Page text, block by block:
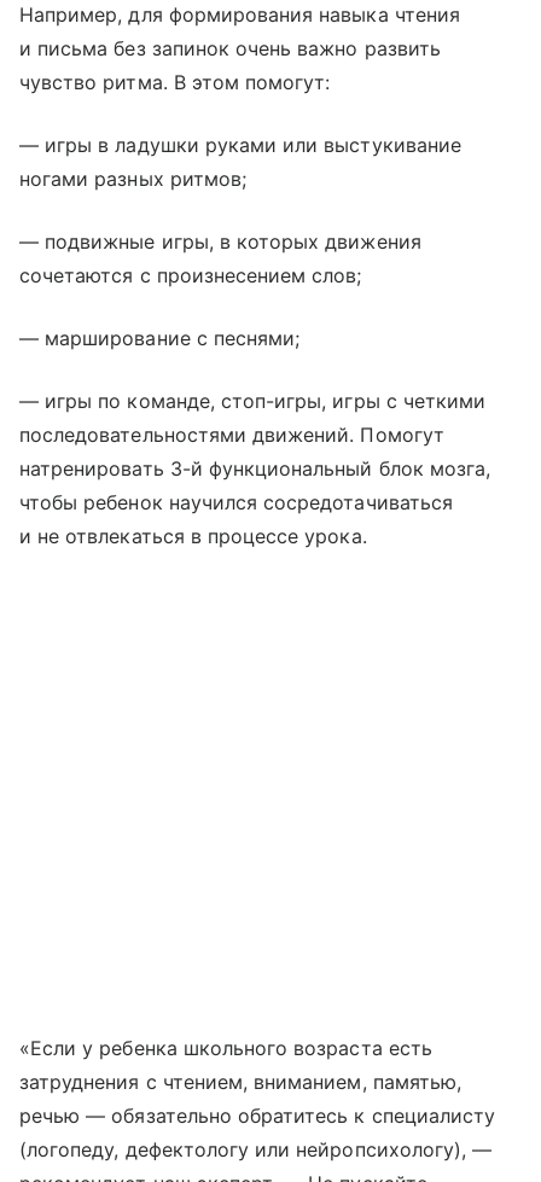
Например, для формирования навыка чтения
и письма без запинок очень важно развить
чувство ритма. В этом помогут:
— игры в ладушки руками или выстукивание
ногами разных ритмов;
— подвижные игры, в которых движения
сочетаются с произнесением слов;
— марширование с песнями;
— игры по команде, стоп-игры, игры с четкими
последовательностями движений. Помогут
натренировать 3-й функциональный блок мозга,
чтобы ребенок научился сосредотачиваться
и не отвлекаться в процессе урока.
«Если у ребенка школьного возраста есть
затруднения с чтением, вниманием, памятью,
речью — обязательно обратитесь к специалисту
(логопеду, дефектологу или нейропсихологу), —